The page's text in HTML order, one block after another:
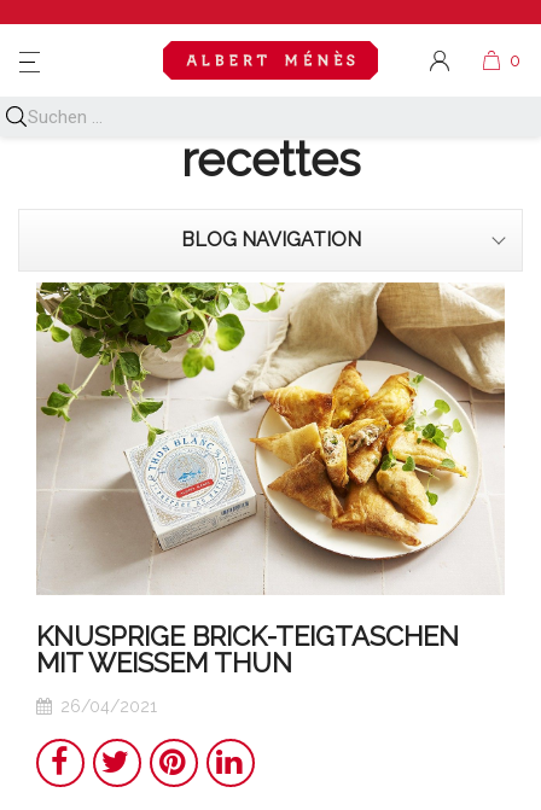
MENU
Découvrez toutes nos
recettes
BLOG NAVIGATION
KNUSPRIGE BRICK-TEIGTASCHEN
MIT WEISSEM THUN
26/04/2021